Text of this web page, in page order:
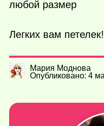
любой размер
Легких вам петелек!
Мария Моднова
Опубликовано: 4